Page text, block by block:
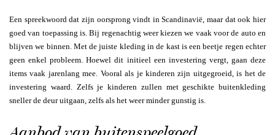
Een spreekwoord dat zijn oorsprong vindt in Scandinavië, maar dat ook hier
goed van toepassing is. Bij regenachtig weer kiezen we vaak voor de auto en
blijven we binnen. Met de juiste kleding in de kast is een beetje regen echter
geen enkel probleem. Hoewel dit initieel een investering vergt, gaan deze
items vaak jarenlang mee. Vooral als je kinderen zijn uitgegroeid, is het de
investering waard. Zelfs je kinderen zullen met geschikte buitenkleding
sneller de deur uitgaan, zelfs als het weer minder gunstig is.